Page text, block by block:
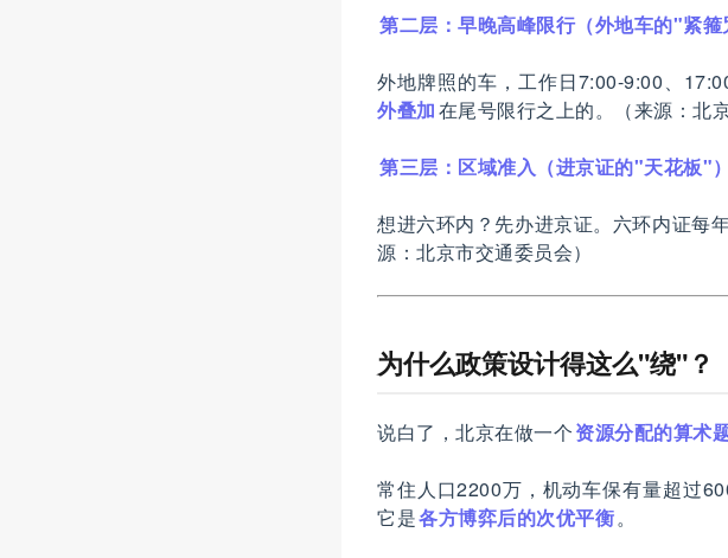
第二层：早晚高峰限行（外地车的"紧箍
外地牌照的车，工作日7:00-9:00、
外叠加在尾号限行之上的。（来源：北
第三层：区域准入（进京证的"天花板"）
想进六环内？先办进京证。六环内证每
源：北京市交通委员会）
为什么政策设计得这么"绕"？
说白了，北京在做一个资源分配的算术
常住人口2200万，机动车保有量超过
它是各方博弈后的次优平衡。